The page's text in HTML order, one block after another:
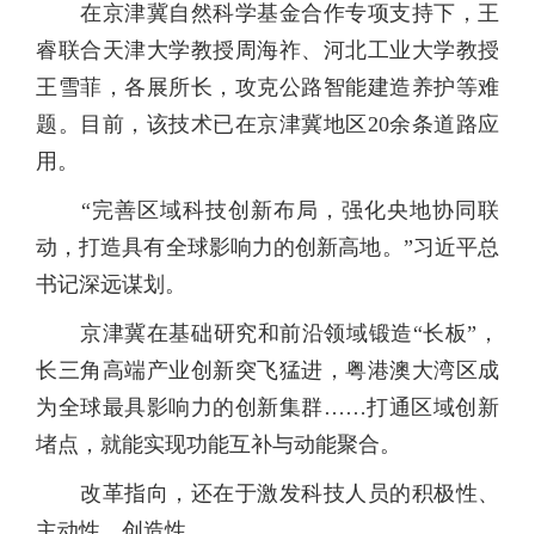
在京津冀自然科学基金合作专项支持下，王
睿联合天津大学教授周海祚、河北工业大学教授
王雪菲，各展所长，攻克公路智能建造养护等难
题。目前，该技术已在京津冀地区20余条道路应
用。
“完善区域科技创新布局，强化央地协同联
动，打造具有全球影响力的创新高地。”习近平总
书记深远谋划。
京津冀在基础研究和前沿领域锻造“长板”，
长三角高端产业创新突飞猛进，粤港澳大湾区成
为全球最具影响力的创新集群……打通区域创新
堵点，就能实现功能互补与动能聚合。
改革指向，还在于激发科技人员的积极性、